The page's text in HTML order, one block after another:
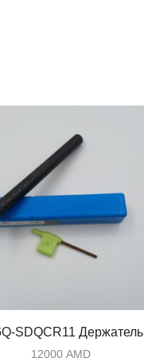
SDQCR11 Держатель
12000AMD